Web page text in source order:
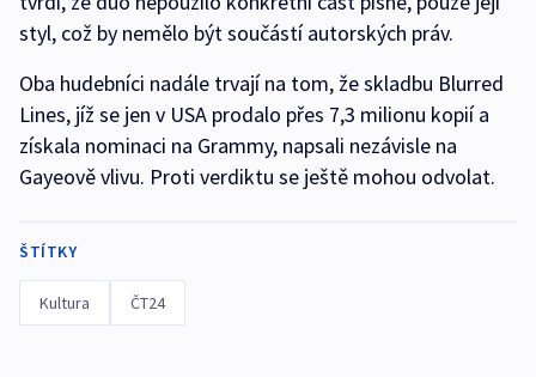
styl, což by nemělo být součástí autorských práv.
Oba hudebníci nadále trvají na tom, že skladbu Blurred
Lines, jíž se jen v USA prodalo přes 7,3 milionu kopií a
získala nominaci na Grammy, napsali nezávisle na
Gayeově vlivu. Proti verdiktu se ještě mohou odvolat.
ŠTÍTKY
Kultura ČT24